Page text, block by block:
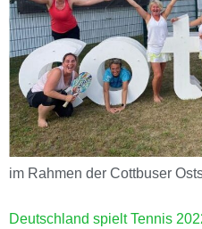
im Rahmen der Cottbuser
Deutschland spielt Tennis